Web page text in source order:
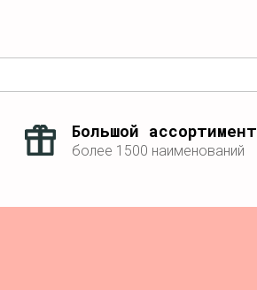
Большой ассортимент
более 1500 наименований